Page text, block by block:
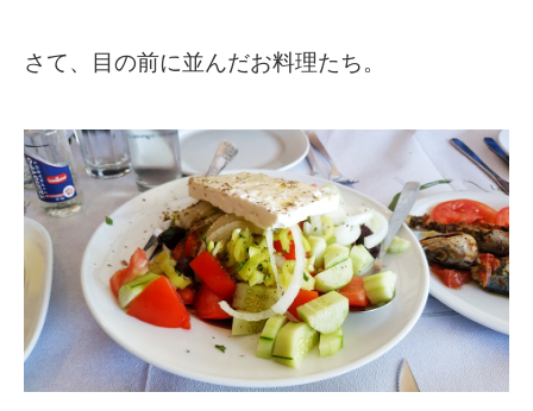
さて、目の前に並んだお料理たち。